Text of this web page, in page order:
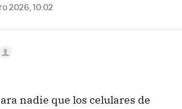
2026, 10:02
nadie que los celulares de